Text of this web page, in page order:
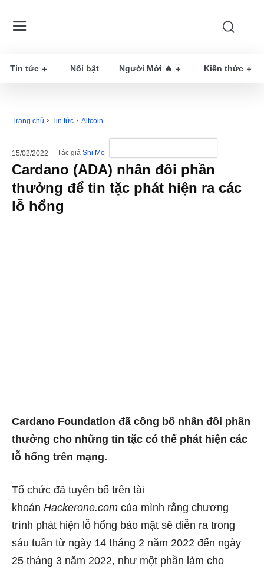
Tin tức Nổi bật Người Mới 🔥 Kiến thức
Trang chủ Tin tức Altcoin
15/02/2022 Tác giả Shi Mo
Cardano (ADA) nhân đôi phần
thưởng để tin tặc phát hiện ra các
lỗ hổng
Cardano Foundation đã công bố nhân đôi phần
thưởng cho những tin tặc có thể phát hiện các
lỗ hổng trên mạng.
Tổ chức đã tuyên bố trên tài
khoản Hackerone.com của mình rằng chương
trình phát hiện lỗ hổng bảo mật sẽ diễn ra trong
sáu tuần từ ngày 14 tháng 2 năm 2022 đến ngày
25 tháng 3 năm 2022, như một phần làm cho